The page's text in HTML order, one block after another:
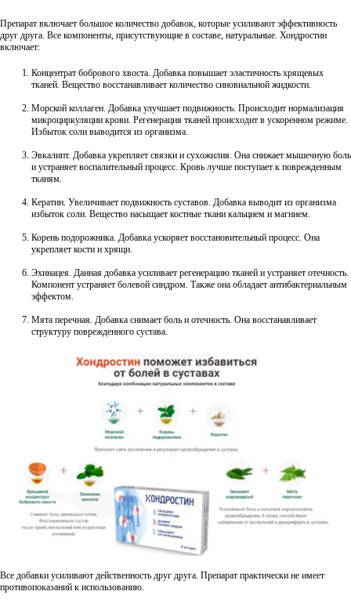
Препарат включает большое количество добавок, которые усиливают эффективность
друг друга. Все компоненты, присутствующие в составе, натуральные. Хондростин
включает:
Концентрат бобрового хвоста. Добавка повышает эластичность хрящевых
тканей. Вещество восстанавливает количество синовиальной жидкости.
Морской коллаген. Добавка улучшает подвижность. Происходит нормализация
микроциркуляции крови. Регенерация тканей происходит в ускоренном режиме.
Избыток соли выводится из организма.
Эвкалипт. Добавка укрепляет связки и сухожилия. Она снижает мышечную боль
и устраняет воспалительный процесс. Кровь лучше поступает к поврежденным
тканям.
Кератин. Увеличивает подвижность суставов. Добавка выводит из организма
избыток соли. Вещество насыщает костные ткани кальцием и магнием.
Корень подорожника. Добавка ускоряет восстановительный процесс. Она
укрепляет кости и хрящи.
Эхинацея. Данная добавка усиливает регенерацию тканей и устраняет отечность.
Компонент устраняет болевой синдром. Также она обладает антибактериальным
эффектом.
Мята перечная. Добавка снимает боль и отечность. Она восстанавливает
структуру поврежденного сустава.
Все добавки усиливают действенность друг друга. Препарат практически не имеет
противопоказаний к использованию.